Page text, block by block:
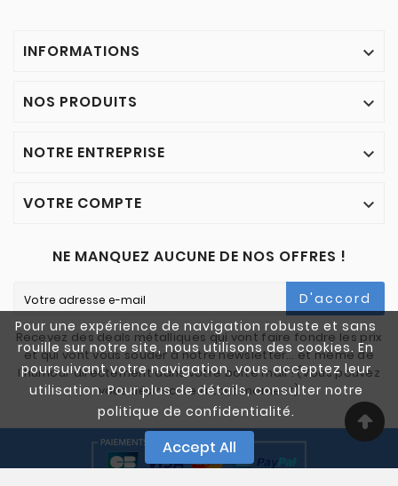
Pour une expérience de navigation robuste et sans
rouille sur notre site, nous utilisons des cookies. En
poursuivant votre navigation, vous acceptez leur
utilisation. Pour plus de détails, consulter notre
politique de confidentialité.
Accept All
INFORMATIONS 
NOS PRODUITS 
NOTRE ENTREPRISE 
VOTRE COMPTE 
NE MANQUEZ AUCUNE DE NOS OFFRES !
D'accord
Recevez des deals métalliques qui vont faire fondre les prix
et qui vont vous souder à notre newsletter… et même de
l'humour directement dans votre boîte mail ! (Vous pouvez
vous désinscrire à tout moment)